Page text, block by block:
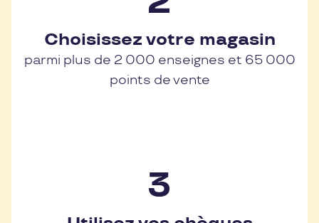
Choisissez votre magasin
parmi plus de 2 000 enseignes et 65 000
points de vente